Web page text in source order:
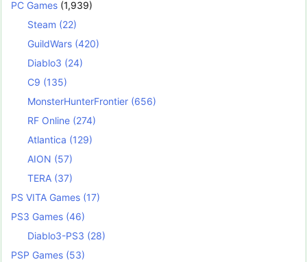
PC Games (1,939)
Steam (22)
GuildWars (420)
Diablo3 (24)
C9 (135)
MonsterHunterFrontier (656)
RF Online (274)
Atlantica (129)
AION (57)
TERA (37)
PS VITA Games (17)
PS3 Games (46)
Diablo3-PS3 (28)
PSP Games (53)